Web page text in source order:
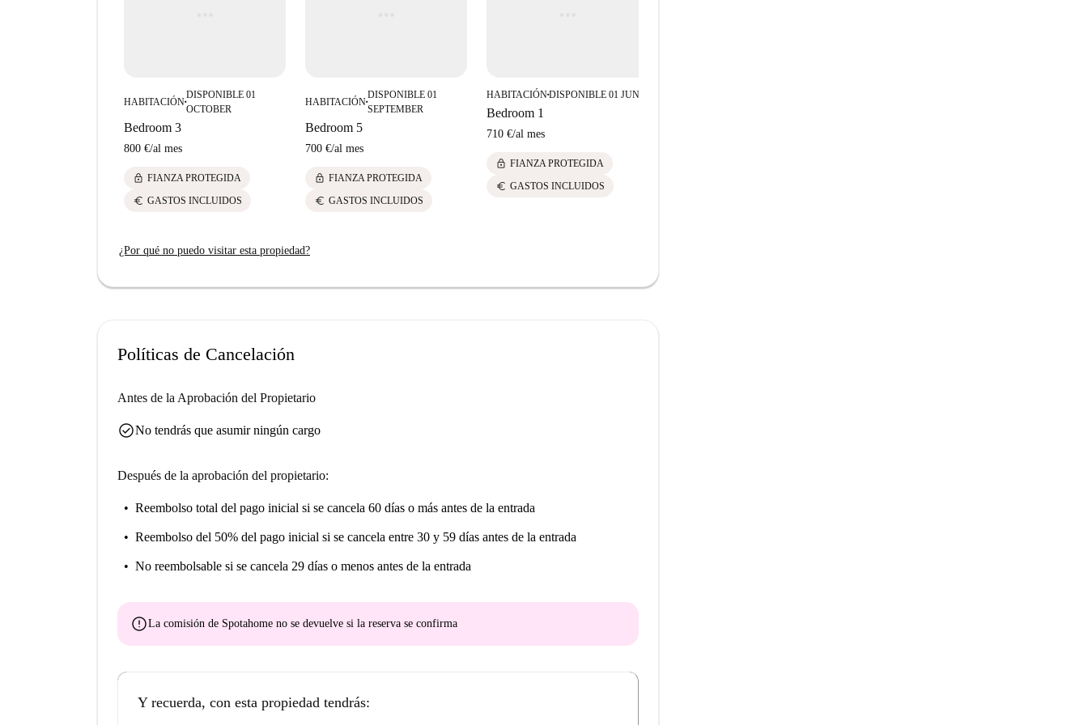
HABITACIÓN■
DISPONIBLE 01
OCTOBER
Bedroom 3
800 €/al mes
lock FIANZA PROTEGIDA
euro GASTOS INCLUIDOS
HABITACIÓN■
DISPONIBLE 01
SEPTEMBER
Bedroom 5
700 €/al mes
lock FIANZA PROTEGIDA
euro GASTOS INCLUIDOS
HABITACIÓN■DISPONIBLE 01 JUNE
Bedroom 1
710 €/al mes
lock FIANZA PROTEGIDA
euro GASTOS INCLUIDOS
¿Por qué no puedo visitar esta propiedad?
Políticas de Cancelación
Antes de la Aprobación del Propietario
check_circleNo tendrás que asumir ningún cargo
Después de la aprobación del propietario:
Reembolso total del pago inicial si se cancela 60 días o más antes de la entrada
Reembolso del 50% del pago inicial si se cancela entre 30 y 59 días antes de la entrada
No reembolsable si se cancela 29 días o menos antes de la entrada
errorLa comisión de Spotahome no se devuelve si la reserva se confirma
Y recuerda, con esta propiedad tendrás: